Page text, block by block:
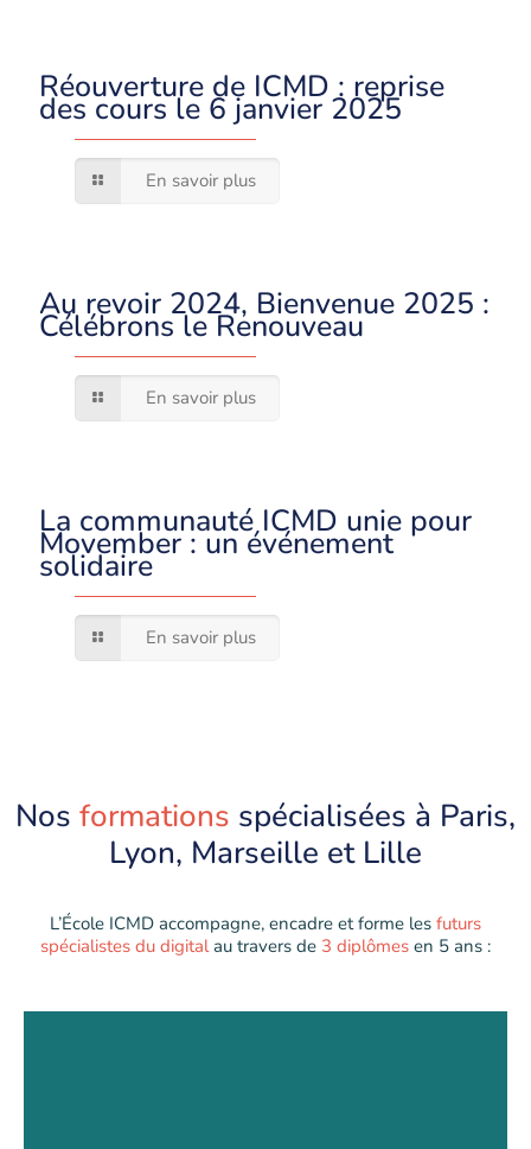
Réouverture de ICMD : reprise
des cours le 6 janvier 2025
En savoir plus
Au revoir 2024, Bienvenue 2025 :
Célébrons le Renouveau
En savoir plus
La communauté ICMD unie pour
Movember : un événement
solidaire
En savoir plus
Nos formations spécialisées à Paris,
Lyon, Marseille et Lille
L’École ICMD accompagne, encadre et forme les futurs
spécialistes du digitalau travers de 3 diplômes en 5 ans :